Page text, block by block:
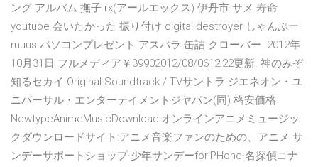
ング アルバム 撫子 rx(アールエックス) 伊丹市 サメ 寿命
youtube 会いたかった 振り付け digital destroyer しゃんぷー
muus パソコンプレゼント アスパラ 缶詰 クローバー 2012年
10月31日 フルメディア￥39902012/08/0612:22更新. 神のみぞ
知るセカイ Original Soundtrack / TVサントラ ジエネオン・ユ
ニバーサル・エンターテイメントジヤパン(同) 格安価格
NewtypeAnimeMusicDownload:オンラインアニメミュージッ
クダウンロードサイト:アニメ音楽ファンのための、アニメ サ
ンデーサポートショップ·少年サンデーforiPHone·名探偵コナ